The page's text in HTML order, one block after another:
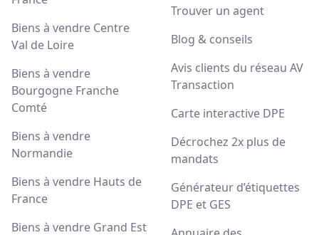
Biens à vendre Centre
Val de Loire
Biens à vendre
Bourgogne Franche
Comté
Biens à vendre
Normandie
Biens à vendre Hauts de
France
Biens à vendre Grand Est
Trouver un agent
Blog & conseils
Avis clients du réseau AV
Transaction
Carte interactive DPE
Décrochez 2x plus de
mandats
Générateur d’étiquettes
DPE et GES